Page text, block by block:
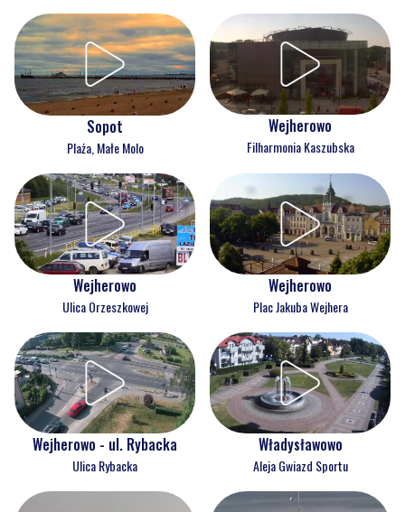
Sopot
Plaża, Małe Molo
Wejherowo
Filharmonia Kaszubska
Wejherowo
Ulica Orzeszkowej
Wejherowo
Plac Jakuba Wejhera
Wejherowo - ul. Rybacka
Ulica Rybacka
Władysławowo
Aleja Gwiazd Sportu